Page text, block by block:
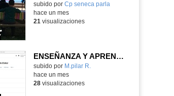
subido por Cp seneca parla
hace un mes
21 visualizaciones
ENSEÑANZA Y APRENDIZAJE
Contenido educativo.
subido por M.pilar R.
hace un mes
28visualizaciones